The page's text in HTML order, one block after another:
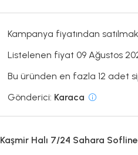
Kampanya fiyatından
Listelenen fiyat 09 Ağustos
Bu üründen en fazla 12 adet
Gönderici: Karaca
Kaşmir Halı 7/24 Sahara